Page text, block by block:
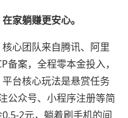
家躺赚更安心。
心团队来自腾讯、阿里
备案，全程零本金投入，
台核心玩法是悬赏任务
公众号、小程序注册等简
2元，躺着刷手机的间